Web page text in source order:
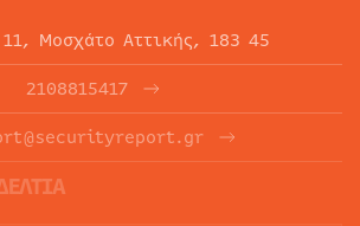
Μοσχάτο Αττικής, 183 45
2108815417